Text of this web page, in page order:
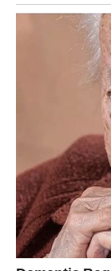
Njegova žena je
potrazi za boljim
se svet srušio,
izgubio.
savesti. Ali, kako
svoju
ne može da se
sutra.